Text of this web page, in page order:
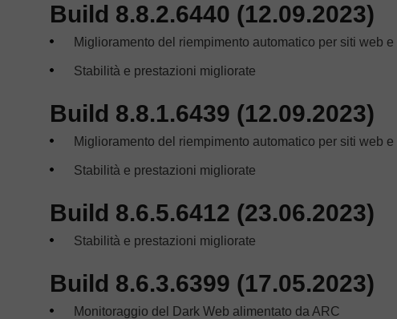
Build 8.8.2.6440 (12.09.2023)
Miglioramento del riempimento automatico per siti web
Stabilità e prestazioni migliorate
Build 8.8.1.6439 (12.09.2023)
Miglioramento del riempimento automatico per siti web
Stabilità e prestazioni migliorate
Build 8.6.5.6412 (23.06.2023)
Stabilità e prestazioni migliorate
Build 8.6.3.6399 (17.05.2023)
Monitoraggio del Dark Web alimentato da ARC